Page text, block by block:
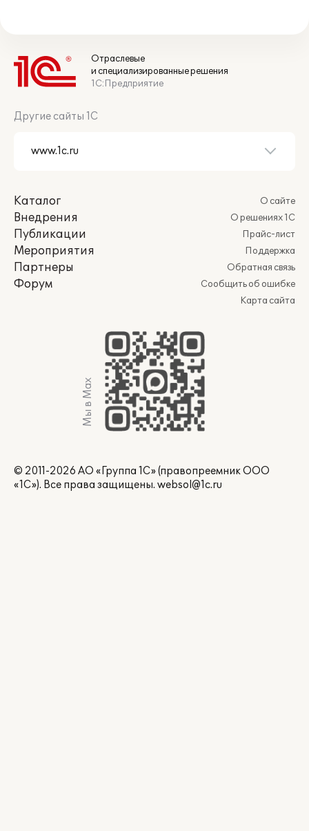
Отраслевые
и специализированные решения
1С:Предприятие
Другие сайты 1С
Каталог
Внедрения
Публикации
Мероприятия
Партнеры
Форум
О сайте
О решениях 1С
Прайс-лист
Поддержка
Обратная связь
Сообщить об ошибке
Карта сайта
Мы в Max
© 2011-2026 АО «Группа 1С» (правопреемник ООО
«1С»). Все права защищены. websol@1c.ru